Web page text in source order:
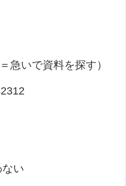
急いで資料を探す）
い